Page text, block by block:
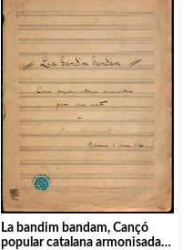
La bandim bandam, Cançó
popular catalana armonisada